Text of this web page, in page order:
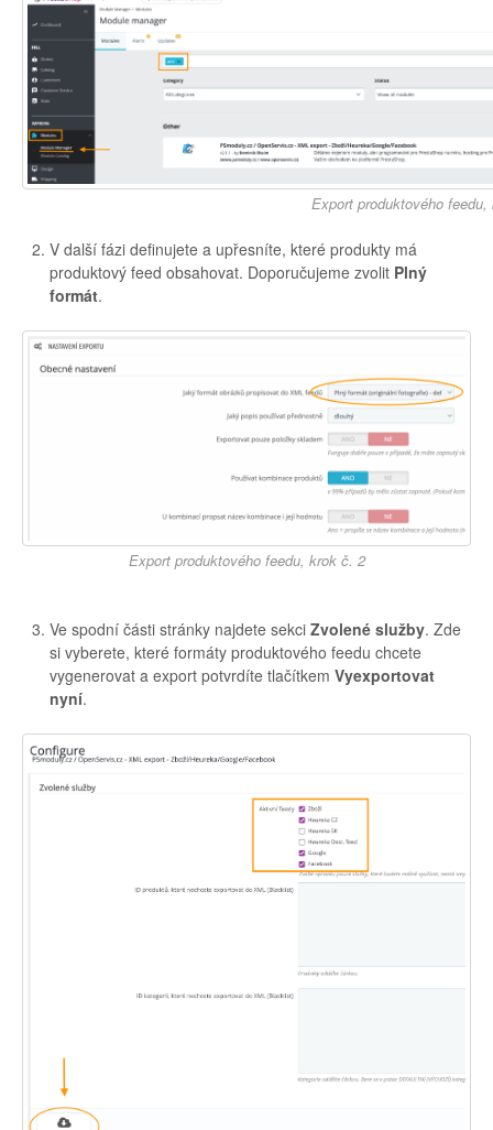
Export produktového
V další fázi definujete a upřesníte, které produkty má
produktový feed obsahovat. Doporučujeme zvolit Plný
formát.
Export produktového feedu, krok č. 2
Ve spodní části stránky najdete sekci Zvolené služby. Zde
si vyberete, které formáty produktového feedu chcete
vygenerovat a export potvrdíte tlačítkem Vyexportovat
nyní.